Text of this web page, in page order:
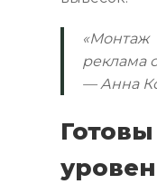
реклама
— Анна